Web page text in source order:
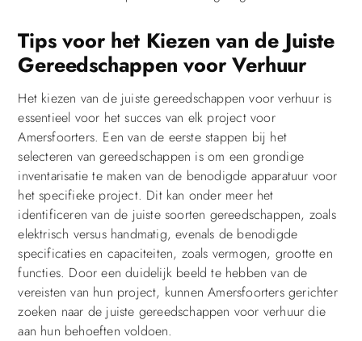
Tips voor het Kiezen van de Juiste
Gereedschappen voor Verhuur
Het kiezen van de juiste gereedschappen voor verhuur is
essentieel voor het succes van elk project voor
Amersfoorters. Een van de eerste stappen bij het
selecteren van gereedschappen is om een grondige
inventarisatie te maken van de benodigde apparatuur voor
het specifieke project. Dit kan onder meer het
identificeren van de juiste soorten gereedschappen, zoals
elektrisch versus handmatig, evenals de benodigde
specificaties en capaciteiten, zoals vermogen, grootte en
functies. Door een duidelijk beeld te hebben van de
vereisten van hun project, kunnen Amersfoorters gerichter
zoeken naar de juiste gereedschappen voor verhuur die
aan hun behoeften voldoen.